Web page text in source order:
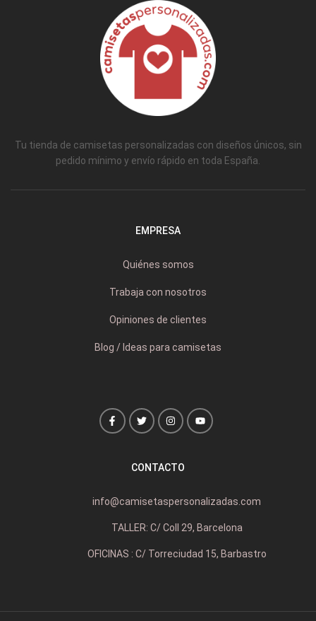
Tu tienda de camisetas personalizadas con diseños únicos, sin
pedido mínimo y envío rápido en toda España.
EMPRESA
Quiénes somos
Trabaja con nosotros
Opiniones de clientes
Blog / Ideas para camisetas
CONTACTO
info@camisetaspersonalizadas.com
TALLER: C/ Coll 29, Barcelona
OFICINAS : C/ Torreciudad 15, Barbastro